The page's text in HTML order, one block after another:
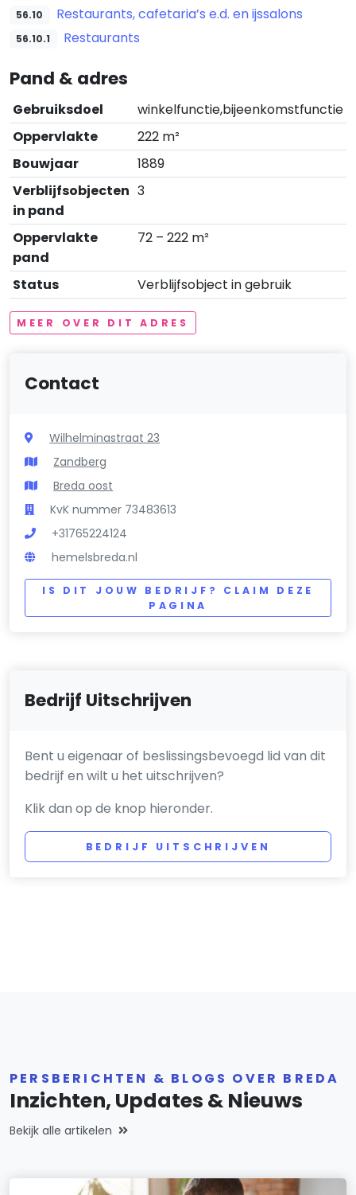
56.10 Restaurants, cafetaria’s e.d. en ijssalons
56.10.1 Restaurants
Pand & adres
Gebruiksdoel
winkelfunctie,bijeenkomstfunctie
Oppervlakte
222 m²
Bouwjaar
1889
Verblijfsobjecten
in pand
3
Oppervlakte
pand
72 – 222 m²
Status Verblijfsobject in gebruik
MEER OVER DIT ADRES
Contact
Wilhelminastraat 23
Zandberg
Breda oost
KvK nummer 73483613
+31765224124
hemelsbreda.nl
IS DIT JOUW BEDRIJF? CLAIM DEZE
PAGINA
Bedrijf Uitschrijven
Bent u eigenaar of beslissingsbevoegd lid van dit
bedrijf en wilt u het uitschrijven?
Klik dan op de knop hieronder.
BEDRIJF UITSCHRIJVEN
PERSBERICHTEN & BLOGS OVER BREDA
Inzichten, Updates & Nieuws
Bekijk alle artikelen